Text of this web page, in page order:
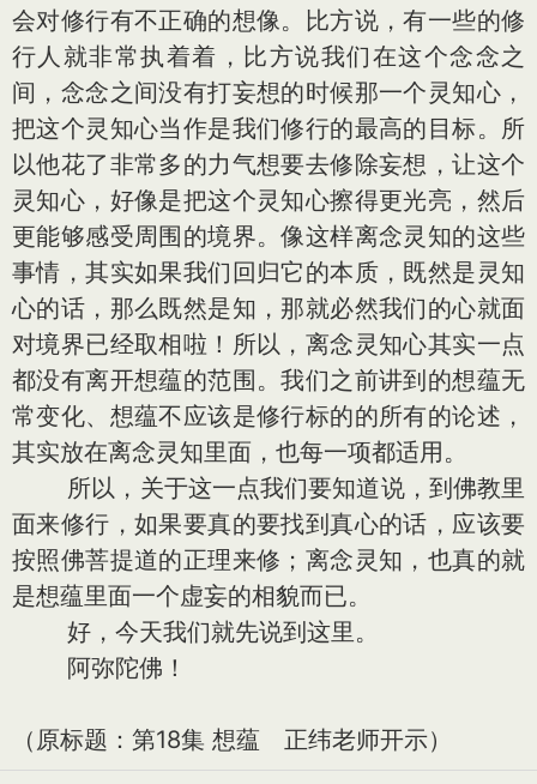
会对修行有不正确的想像。比方说，有一些的修
行人就非常执着着，比方说我们在这个念念之
间，念念之间没有打妄想的时候那一个灵知心，
把这个灵知心当作是我们修行的最高的目标。所
以他花了非常多的力气想要去修除妄想，让这个
灵知心，好像是把这个灵知心擦得更光亮，然后
更能够感受周围的境界。像这样离念灵知的这些
事情，其实如果我们回归它的本质，既然是灵知
心的话，那么既然是知，那就必然我们的心就面
对境界已经取相啦！所以，离念灵知心其实一点
都没有离开想蕴的范围。我们之前讲到的想蕴无
常变化、想蕴不应该是修行标的的所有的论述，
其实放在离念灵知里面，也每一项都适用。
所以，关于这一点我们要知道说，到佛教里
面来修行，如果要真的要找到真心的话，应该要
按照佛菩提道的正理来修；离念灵知，也真的就
是想蕴里面一个虚妄的相貌而已。
好，今天我们就先说到这里。
阿弥陀佛！
（原标题：第18集 想蕴 正纬老师开示）